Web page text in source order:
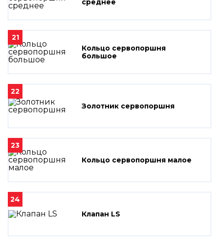
среднее
21
Кольцо сервопоршня
большое
22
Золотник сервопоршня
23
Кольцо сервопоршня малое
24
Клапан LS